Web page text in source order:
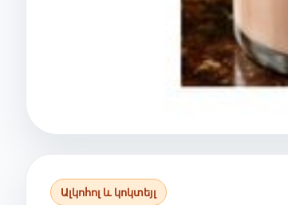
Ալկոհոլ և կոկտեյլ